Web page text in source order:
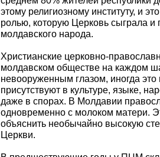
этому религиозному институту, и
ролью, которую Церковь сыграла и
молдавского народа.
Христианские церковно-
молдавском обществе на каждом
невооруженным глазом, иногда
присутствуют в культуре, языке,
даже в спорах. В Молдавии
одновременно с молоком матери.
объяснить необычайно высокую
Церкви.